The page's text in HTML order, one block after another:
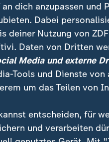
den Demonstrationen
Auseinandersetzungen
an dich anzupassen und
Dabei
deiner Nutzung von
Daten von Dritten
Media und externe
Tools und Dienste
um das Teilen von
entscheiden, für
und verarbeiten